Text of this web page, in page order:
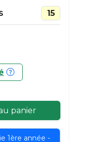
15
panier
1ère année -